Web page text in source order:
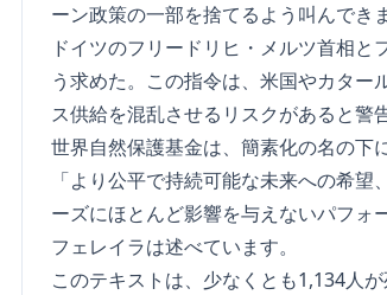
ーン政策の一部を捨てるよう叫んでき
ドイツのフリードリヒ・メルツ首相
う求めた。この指令は、米国やカタ
ス供給を混乱させるリスクがあると警
世界自然保護基金は、簡素化の名の下
「より公平で持続可能な未来への希
ーズにほとんど影響を与えないパフォ
フェレイラは述べています。
このテキストは、少なくとも1,134人